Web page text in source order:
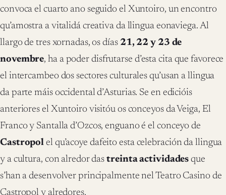
convoca el cuarto ano seguido el Xuntoiro, un encontro
qu’amostra a vitalidá creativa da llingua eonaviega. Al
llargo de tres xornadas, os días 21, 22 y 23 de
novembre, ha a poder disfrutarse d’esta cita que favorece
el intercambeo dos sectores culturales qu’usan a llingua
da parte máis occidental d’Asturias. Se en edicióis
anteriores el Xuntoiro visitóu os conceyos da Veiga, El
Franco y Santalla d’Ozcos, enguano é el conceyo de
Castropol el qu’acoye dafeito esta celebración da llingua
y a cultura, con alredor dastreinta actividades que
s’han a desenvolver principalmente nel Teatro Casino de
Castropol y alredores.